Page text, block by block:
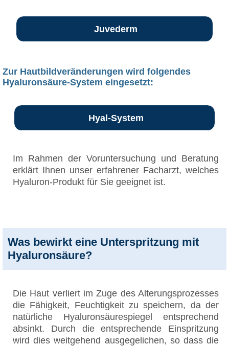
Juvederm
Zur Hautbildveränderungen wird folgendes
Hyaluronsäure-System eingesetzt:
Hyal-System
Im Rahmen der Voruntersuchung und Beratung
erklärt Ihnen unser erfahrener Facharzt, welches
Hyaluron-Produkt für Sie geeignet ist.
Was bewirkt eine Unterspritzung mit
Hyaluronsäure?
Die Haut verliert im Zuge des Alterungsprozesses
die Fähigkeit, Feuchtigkeit zu speichern, da der
natürliche Hyaluronsäurespiegel entsprechend
absinkt. Durch die entsprechende Einspritzung
wird dies weitgehend ausgegelichen, so dass die